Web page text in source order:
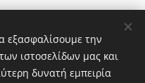
εξασφαλίσουμε την
ιστοσελίδων μας και
δυνατή εμπειρία